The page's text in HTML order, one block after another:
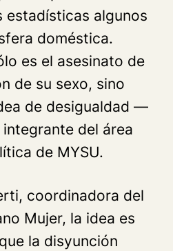
estadísticas algunos
doméstica.
es el asesinato de
de su sexo, sino
de desigualdad —
del área
de MYSU.
coordinadora del
Mujer, la idea es
la disyunción